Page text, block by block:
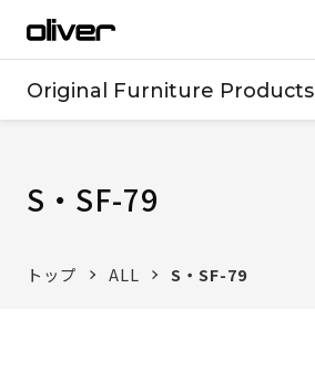
Original Furniture Products
S・SF-79
トップ ALL S・SF-79